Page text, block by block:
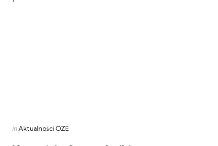
Categories
Posted
inAktualności OZE